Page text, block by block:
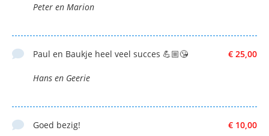
Peter en Marion
€ 25,00
Paul en Baukje heel veel succes 💪🏼😘
Hans en Geerie
€ 10,00
Goed bezig!